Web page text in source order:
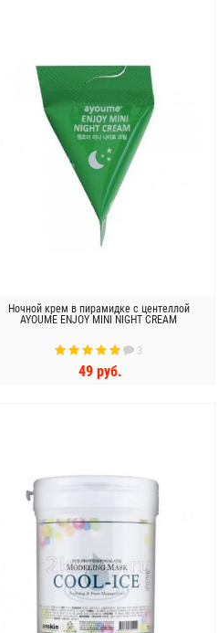
Ночной крем в пирамидке с центеллой
AYOUME ENJOY MINI NIGHT CREAM
3
49 руб.